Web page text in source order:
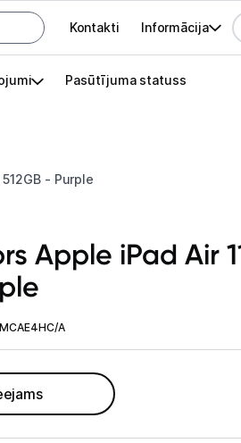
Galvenes
Kontakti Informācija
Pasūtījuma statuss
- Purple
Apple iPad Air
A